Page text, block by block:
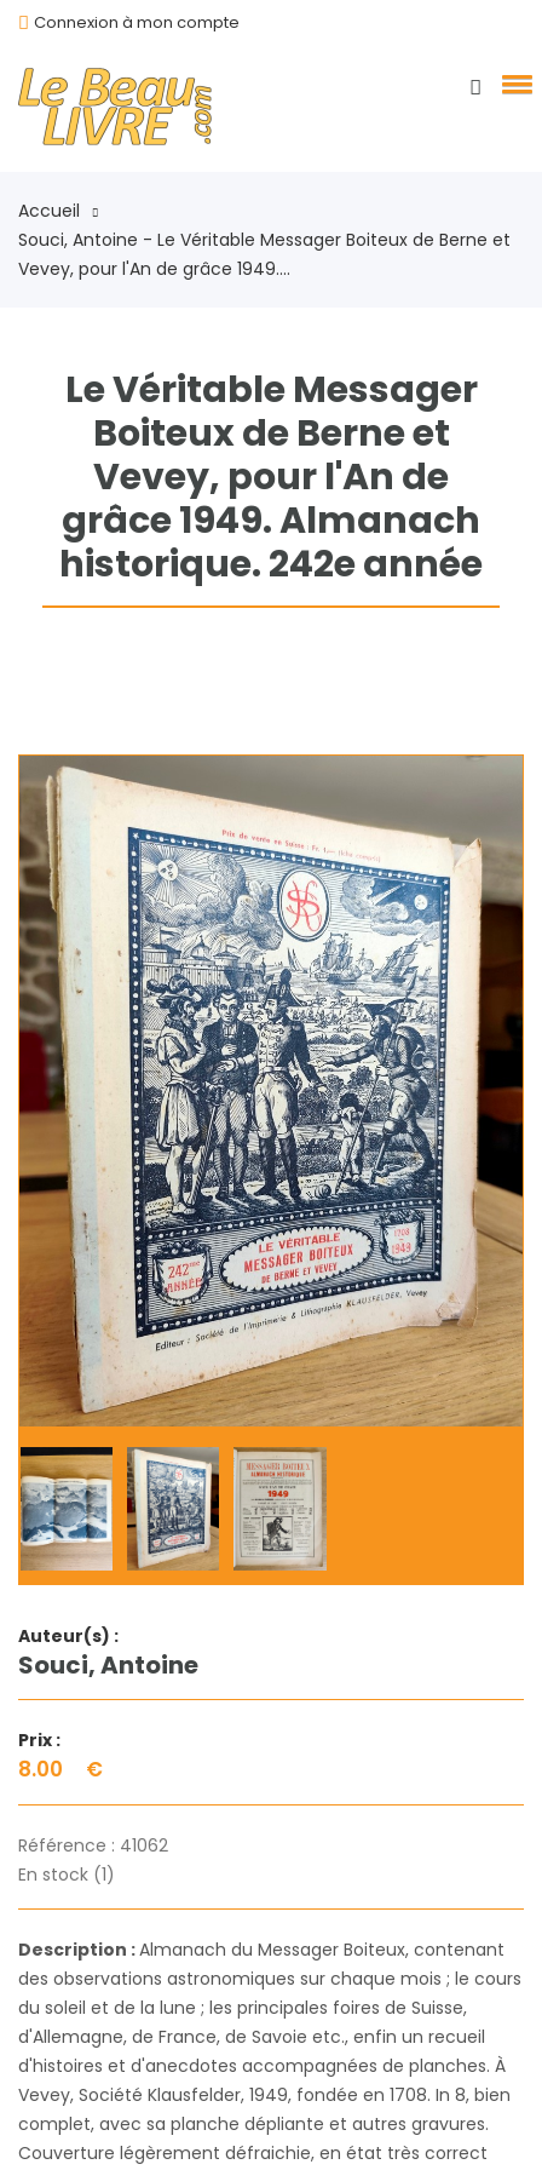
Connexion à mon compte
Accueil
Souci, Antoine - Le Véritable Messager Boiteux de Berne et
Vevey, pour l'An de grâce 1949....
Le Véritable Messager
Boiteux de Berne et
Vevey, pour l'An de
grâce 1949. Almanach
historique. 242e année
Auteur(s) :
Souci, Antoine
Prix :
8.00 €
Référence : 41062
En stock (1)
Description :Almanach du Messager Boiteux, contenant
des observations astronomiques sur chaque mois ; le cours
du soleil et de la lune ; les principales foires de Suisse,
d'Allemagne, de France, de Savoie etc., enfin un recueil
d'histoires et d'anecdotes accompagnées de planches. À
Vevey, Société Klausfelder, 1949, fondée en 1708. In 8, bien
complet, avec sa planche dépliante et autres gravures.
Couverture légèrement défraichie, en état très correct